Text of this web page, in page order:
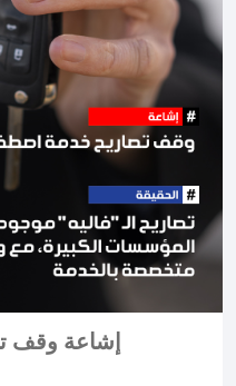
إشاعة وقف